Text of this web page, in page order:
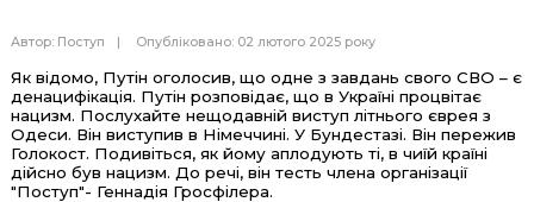
Автор: Поступ Опубліковано: 02 лютого 2025 року
Як відомо, Путін оголосив, що одне з завдань свого СВО – є
денацифікація. Путін розповідає, що в Україні процвітає
нацизм. Послухайте нещодавній виступ літнього єврея з
Одеси. Він виступив в Німеччині. У Бундестазі. Він пережив
Голокост. Подивіться, як йому аплодують ті, в чиїй країні
дійсно був нацизм. До речі, він тесть члена організації
"Поступ"- Геннадія Гросфілера.